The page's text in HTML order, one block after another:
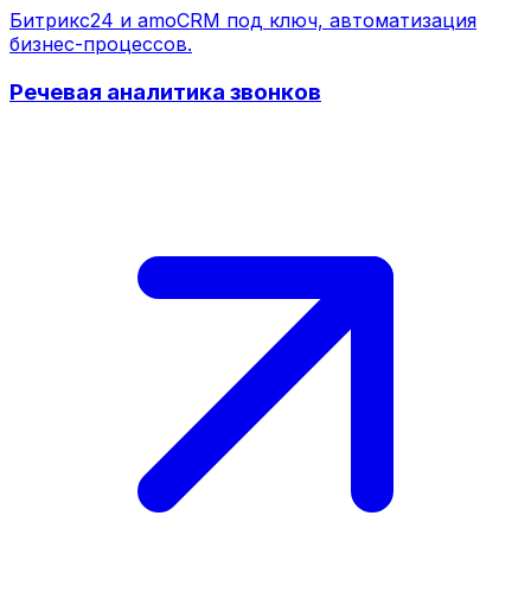
Битрикс24 и amoCRM под ключ, автоматизация
бизнес-процессов.
Речевая аналитика звонков